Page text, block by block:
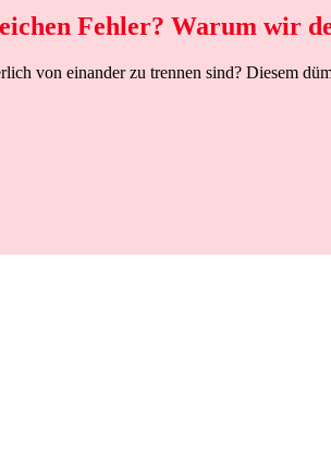
Fehler? Warum wir
von einander zu trennen sind? Diesem